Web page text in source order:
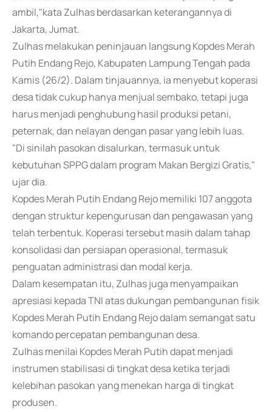
ambil,"kata Zulhas berdasarkan keterangannya di
Jakarta, Jumat.
Zulhas melakukan peninjauan langsung Kopdes Merah
Putih Endang Rejo, Kabupaten Lampung Tengah pada
Kamis (26/2). Dalam tinjauannya, ia menyebut koperasi
desa tidak cukup hanya menjual sembako, tetapi juga
harus menjadi penghubung hasil produksi petani,
peternak, dan nelayan dengan pasar yang lebih luas.
"Di sinilah pasokan disalurkan, termasuk untuk
kebutuhan SPPG dalam program Makan Bergizi Gratis,"
ujar dia.
Kopdes Merah Putih Endang Rejo memiliki 107 anggota
dengan struktur kepengurusan dan pengawasan yang
telah terbentuk. Koperasi tersebut masih dalam tahap
konsolidasi dan persiapan operasional, termasuk
penguatan administrasi dan modal kerja.
Dalam kesempatan itu, Zulhas juga menyampaikan
apresiasi kepada TNI atas dukungan pembangunan fisik
Kopdes Merah Putih Endang Rejo dalam semangat satu
komando percepatan pembangunan desa.
Zulhas menilai Kopdes Merah Putih dapat menjadi
instrumen stabilisasi di tingkat desa ketika terjadi
kelebihan pasokan yang menekan harga di tingkat
produsen.